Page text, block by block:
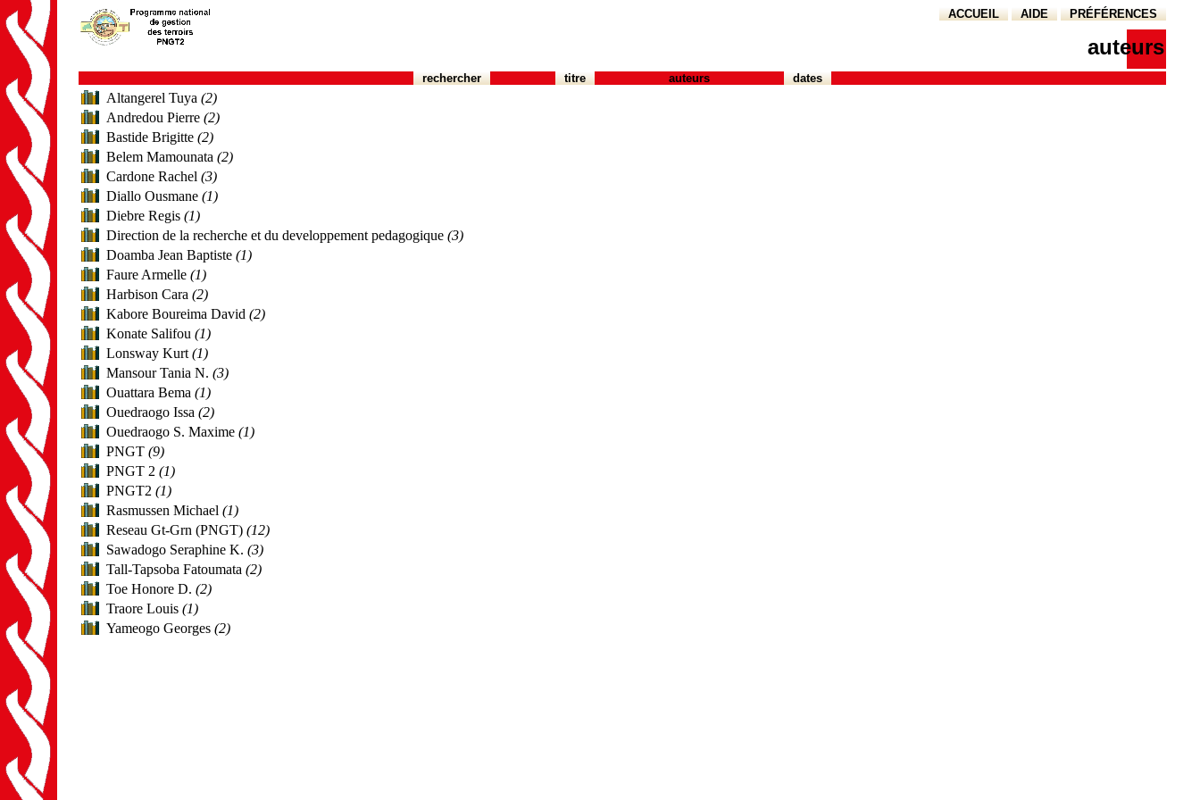
ACCUEIL AIDE PRÉFÉRENCES
auteurs
rechercher titre auteurs dates
Altangerel Tuya (2)
Andredou Pierre (2)
Bastide Brigitte (2)
Belem Mamounata (2)
Cardone Rachel (3)
Diallo Ousmane (1)
Diebre Regis (1)
Direction de la recherche et du developpement pedagogique (3)
Doamba Jean Baptiste (1)
Faure Armelle (1)
Harbison Cara (2)
Kabore Boureima David (2)
Konate Salifou (1)
Lonsway Kurt (1)
Mansour Tania N. (3)
Ouattara Bema (1)
Ouedraogo Issa (2)
Ouedraogo S. Maxime (1)
PNGT (9)
PNGT 2 (1)
PNGT2 (1)
Rasmussen Michael (1)
Reseau Gt-Grn (PNGT) (12)
Sawadogo Seraphine K. (3)
Tall-Tapsoba Fatoumata (2)
Toe Honore D. (2)
Traore Louis (1)
Yameogo Georges (2)